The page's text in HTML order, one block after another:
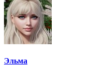
Эльма